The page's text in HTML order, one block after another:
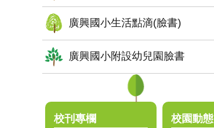
廣興國小生活點滴(臉書)
廣興國小附設幼兒園臉書
校刊專欄 校園動態